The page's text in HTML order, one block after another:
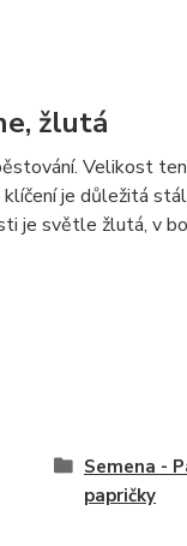
žlutá
Velikost
je důležitá
je světle žlutá, v
Semena -
papričky